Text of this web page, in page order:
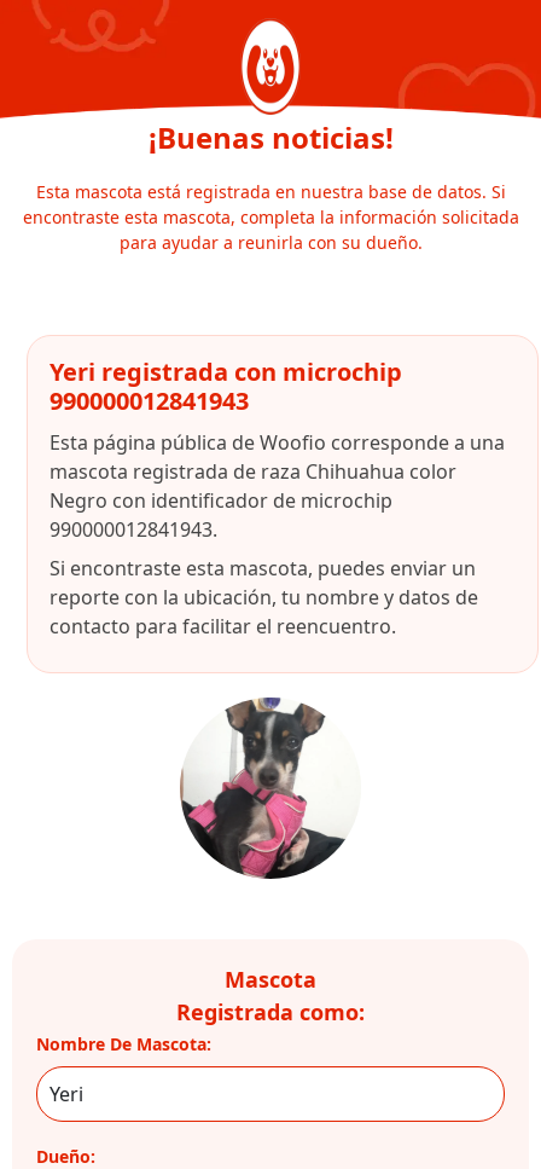
¡Buenas noticias!
Esta mascota está registrada en nuestra base de datos. Si
encontraste esta mascota, completa la información solicitada
para ayudar a reunirla con su dueño.
Yeri registrada con microchip
990000012841943
Esta página pública de Woofio corresponde a una
mascota registrada de raza Chihuahua color
Negro con identificador de microchip
990000012841943.
Si encontraste esta mascota, puedes enviar un
reporte con la ubicación, tu nombre y datos de
contacto para facilitar el reencuentro.
Mascota
Registrada como:
Nombre De Mascota:
Dueño: